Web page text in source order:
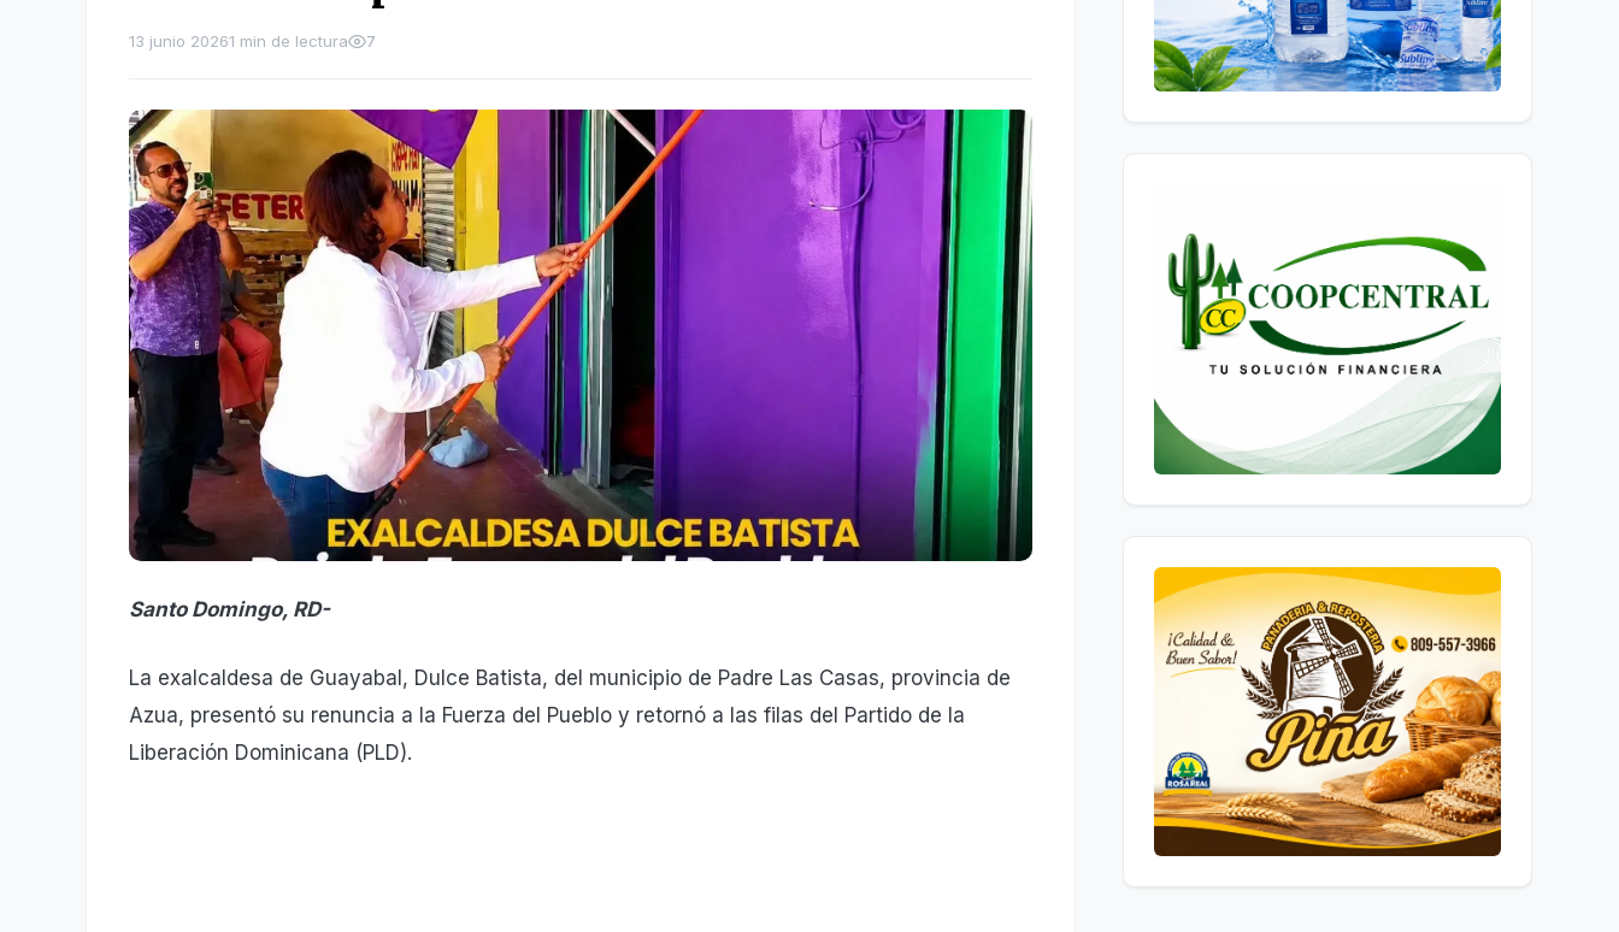
13 junio 20261 min de lectura 7
Santo Domingo, RD-
La exalcaldesa de Guayabal, Dulce Batista, del municipio de Padre Las Casas, provincia de
Azua, presentó su renuncia a la Fuerza del Pueblo y retornó a las filas del Partido de la
Liberación Dominicana (PLD).